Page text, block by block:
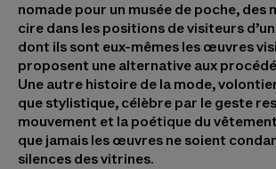
nomade pour un musée de poche, des
cire dans les positions de visiteurs
dont ils sont eux-mêmes les œuvres
proposent une alternative aux
Une autre histoire de la mode,
que stylistique, célèbre par le geste
mouvement et la poétique du
que jamais les œuvres ne soient
silences des vitrines.